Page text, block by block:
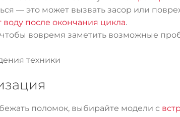
— это может вызвать засор или
воду после окончания цикла.
чтобы вовремя заметить возможные
техники
поломок, выбирайте модели с